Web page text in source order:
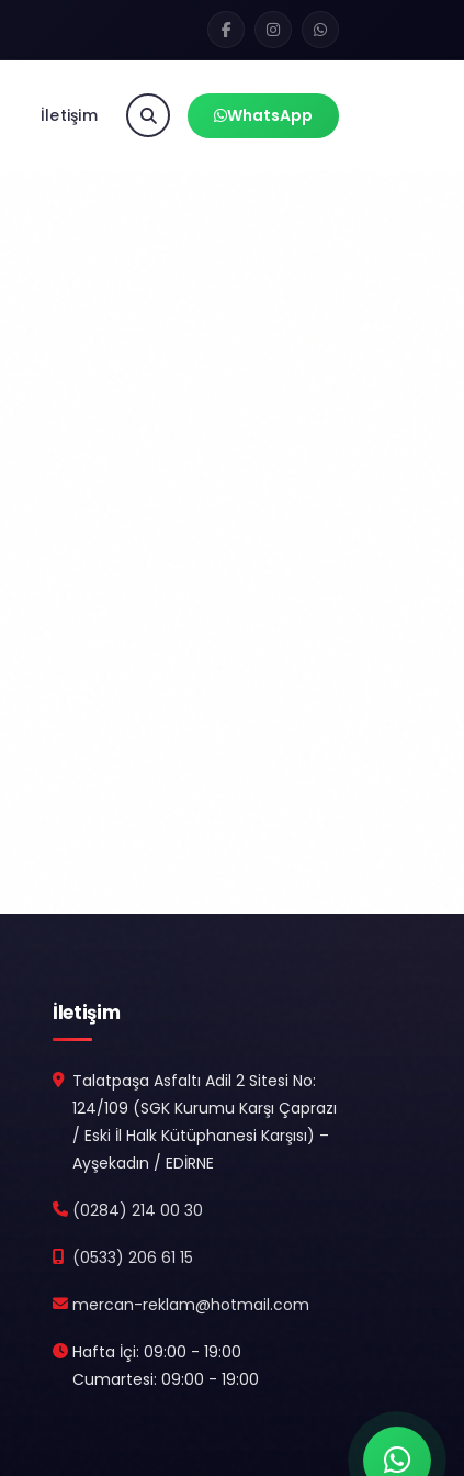
İletişim WhatsApp
İletişim
Talatpaşa Asfaltı Adil 2 Sitesi No:
124/109 (SGK Kurumu Karşı Çaprazı
/ Eski İl Halk Kütüphanesi Karşısı) –
Ayşekadın / EDİRNE
(0284) 214 00 30
(0533) 206 61 15
mercan-reklam@hotmail.com
Hafta İçi: 09:00 - 19:00
Cumartesi: 09:00 - 19:00